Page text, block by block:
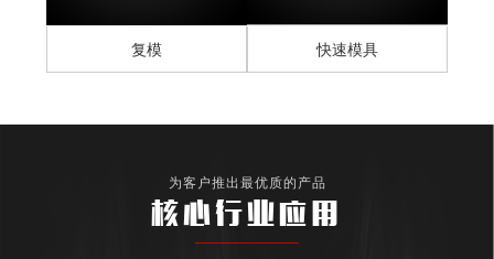
复模 快速模具
为客户推出最优质的产品
核心行业应用